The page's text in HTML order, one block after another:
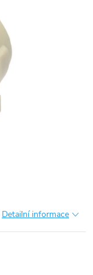
Detailní informace